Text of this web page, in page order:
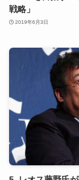
戦略」
2019年6月3日